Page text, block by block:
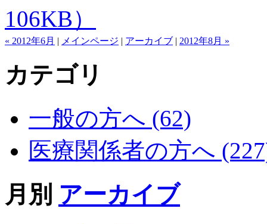
106KB）
« 2012年6月 | メインページ | アーカイブ | 2012年8月 »
カテゴリ
一般の方へ (62)
医療関係者の方へ
月別 アーカイブ